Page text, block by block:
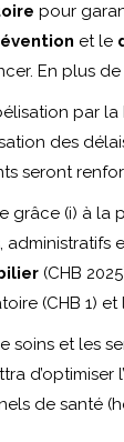
pour
et le
En plus
par
des
seront
grâce (i) à la
administratifs
(CHB
(CHB 1) et
soins et les
d’optimiser
de santé